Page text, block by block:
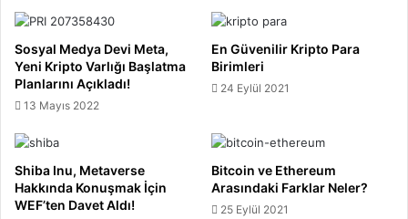
Sosyal Medya Devi Meta,
Yeni Kripto Varlığı Başlatma
Planlarını Açıkladı!
13 Mayıs 2022
En Güvenilir Kripto Para
Birimleri
24 Eylül 2021
Shiba Inu, Metaverse
Hakkında Konuşmak İçin
WEF’ten Davet Aldı!
Bitcoin ve Ethereum
Arasındaki Farklar Neler?
25 Eylül 2021